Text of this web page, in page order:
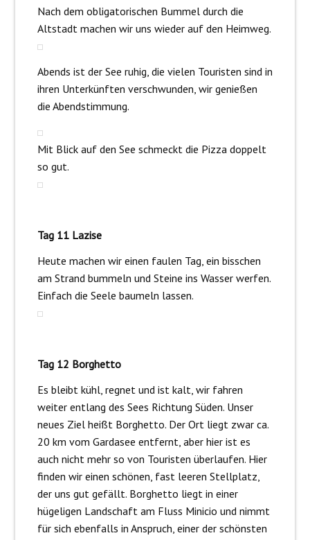
Nach dem obligatorischen Bummel durch die
Altstadt machen wir uns wieder auf den Heimweg.
Abends ist der See ruhig, die vielen Touristen sind in
ihren Unterkünften verschwunden, wir genießen
die Abendstimmung.
Mit Blick auf den See schmeckt die Pizza doppelt
so gut.
Tag 11 Lazise
Heute machen wir einen faulen Tag, ein bisschen
am Strand bummeln und Steine ins Wasser werfen.
Einfach die Seele baumeln lassen.
Tag 12 Borghetto
Es bleibt kühl, regnet und ist kalt, wir fahren
weiter entlang des Sees Richtung Süden. Unser
neues Ziel heißt Borghetto. Der Ort liegt zwar ca.
20 km vom Gardasee entfernt, aber hier ist es
auch nicht mehr so von Touristen überlaufen. Hier
finden wir einen schönen, fast leeren Stellplatz,
der uns gut gefällt. Borghetto liegt in einer
hügeligen Landschaft am Fluss Minicio und nimmt
für sich ebenfalls in Anspruch, einer der schönsten